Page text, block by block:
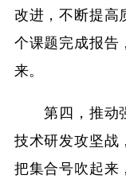
改进，不断提高
个课题完成报告
来。
第四，推动强
技术研发攻坚战
把集合号吹起来